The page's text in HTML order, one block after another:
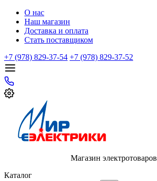
О нас
Наш магазин
Доставка и оплата
Стать поставщиком
+7 (978) 829-37-54 +7 (978) 829-37-52
Магазин электротоваров
Каталог